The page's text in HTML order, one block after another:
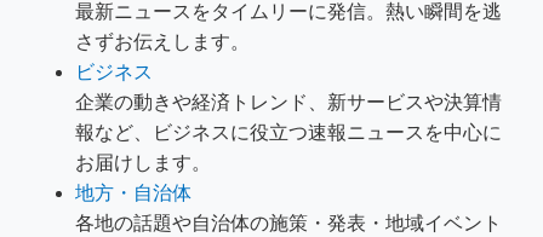
最新ニュースをタイムリーに発信。熱い瞬間を逃
さずお伝えします。
ビジネス
企業の動きや経済トレンド、新サービスや決算情
報など、ビジネスに役立つ速報ニュースを中心に
お届けします。
地方・自治体
各地の話題や自治体の施策・発表・地域イベント